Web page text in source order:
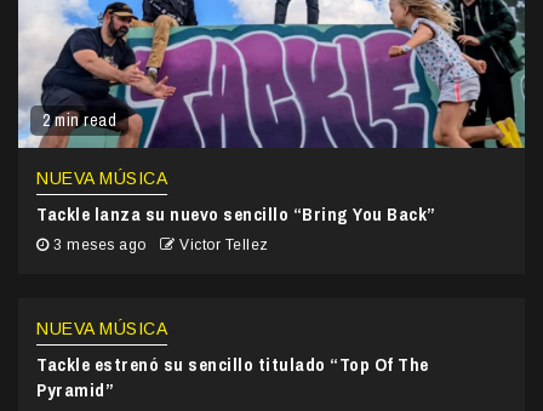
2 min read
NUEVA MÚSICA
Tackle lanza su nuevo sencillo “Bring You Back”
3 meses ago Victor Tellez
NUEVA MÚSICA
Tackle estrenó su sencillo titulado “Top Of The
Pyramid”